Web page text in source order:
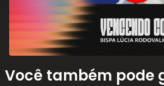
Você também pode